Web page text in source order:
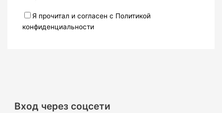
Я прочитал и согласен с Политикой
конфиденциальности
Вход через соцсети